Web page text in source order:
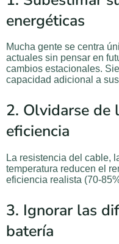
energéticas
Mucha gente se centra
actuales sin pensar en
cambios estacionales.
capacidad adicional a
2. Olvidarse de
eficiencia
La resistencia del cable,
temperatura reducen el
eficiencia realista (70-
3. Ignorar las
batería